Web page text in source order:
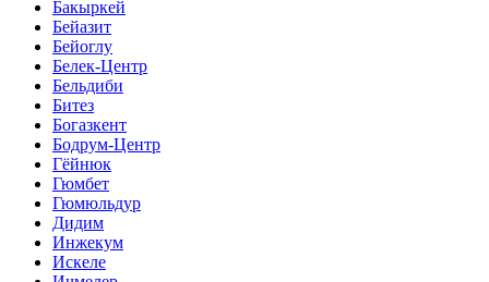
Бакыркей
Бейазит
Бейоглу
Белек-Центр
Бельдиби
Битез
Богазкент
Бодрум-Центр
Гёйнюк
Гюмбет
Гюмюльдур
Дидим
Инжекум
Искеле